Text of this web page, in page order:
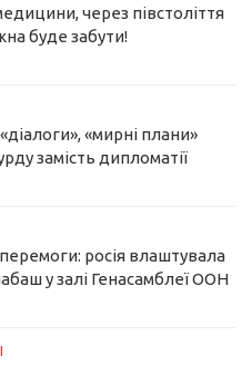
через півстоліття
буде забути!
«мирні плани»
замість дипломатії
росія влаштувала
у залі Генасамблеї ООН